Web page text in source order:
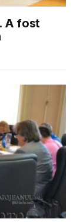
A fost